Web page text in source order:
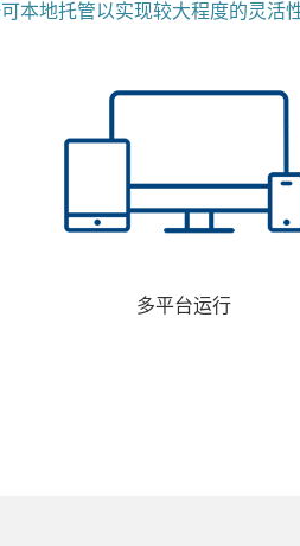
本地托管以实现较大程度的灵活
多平台运行